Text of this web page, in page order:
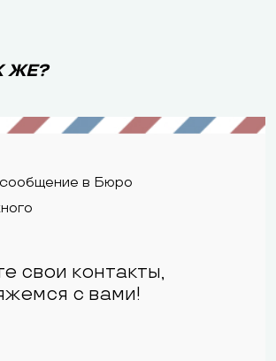
ЖЕ?
в Бюро
свои контакты,
с вами!